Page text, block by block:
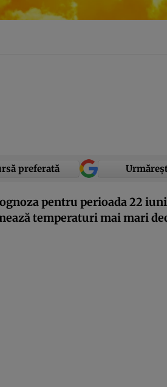
preferată
pentru perioada 22
temperaturi mai mari